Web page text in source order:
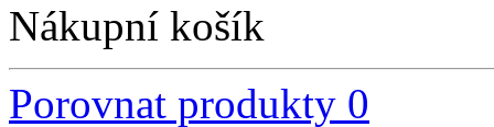
Nákupní košík
Porovnat produkty 0